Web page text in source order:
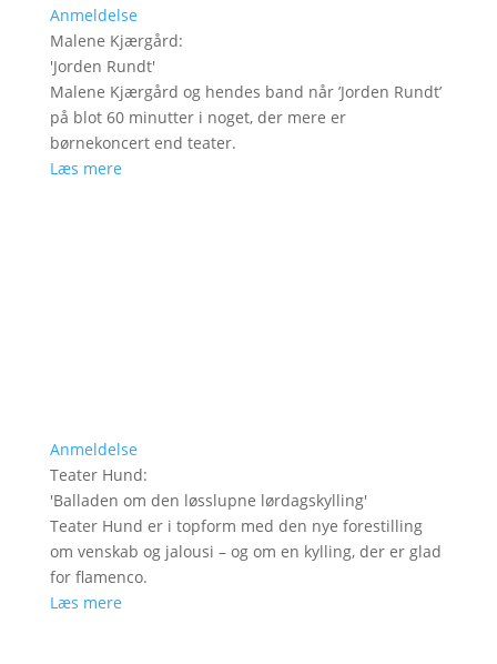
Anmeldelse
Malene Kjærgård:
'Jorden Rundt'
Malene Kjærgård og hendes band når ’Jorden Rundt’
på blot 60 minutter i noget, der mere er
børnekoncert end teater.
Læs mere
Anmeldelse
Teater Hund:
'Balladen om den løsslupne lørdagskylling'
Teater Hund er i topform med den nye forestilling
om venskab og jalousi – og om en kylling, der er glad
for flamenco.
Læs mere